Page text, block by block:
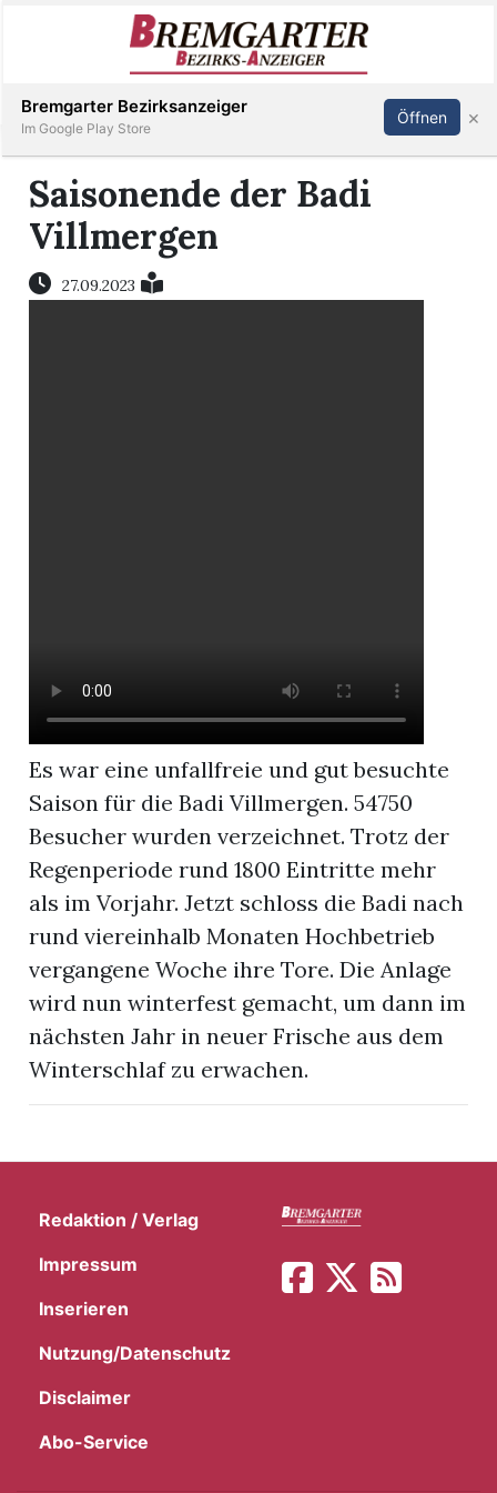
Immobilien
Veranstaltungen
Bremgarten
Inserieren Abonnieren Anmelden
Saisonende der Badi
Villmergen
27.09.2023
Es war eine unfallfreie und gut besuchte
Saison für die Badi Villmergen. 54750
Besucher wurden verzeichnet. Trotz der
Regenperiode rund 1800 Eintritte mehr
als im Vorjahr. Jetzt schloss die Badi nach
rund viereinhalb Monaten Hochbetrieb
vergangene Woche ihre Tore. Die Anlage
wird nun winterfest gemacht, um dann im
nächsten Jahr in neuer Frische aus dem
Winterschlaf zu erwachen.
Redaktion / Verlag
Impressum
Inserieren
Nutzung/Datenschutz
Disclaimer
Abo-Service
Bremgarter Bezirksanzeiger
Im Google Play Store
Öffnen ×